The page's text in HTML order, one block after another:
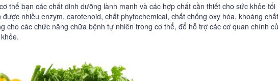
thể bạn các chất dinh dưỡng lành mạnh và các hợp chất cần thiết cho sức khỏe tối
nhiều enzym, carotenoid, chất phytochemical, chất chống oxy hóa, khoáng
cho các chức năng chữa bệnh tự nhiên trong cơ thể, để hỗ trợ các cơ quan chính